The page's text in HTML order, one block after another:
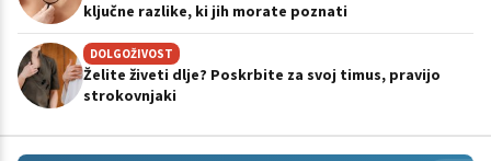
ključne razlike, ki jih morate poznati
DOLGOŽIVOST
Želite živeti dlje? Poskrbite za svoj timus, pravijo
strokovnjaki